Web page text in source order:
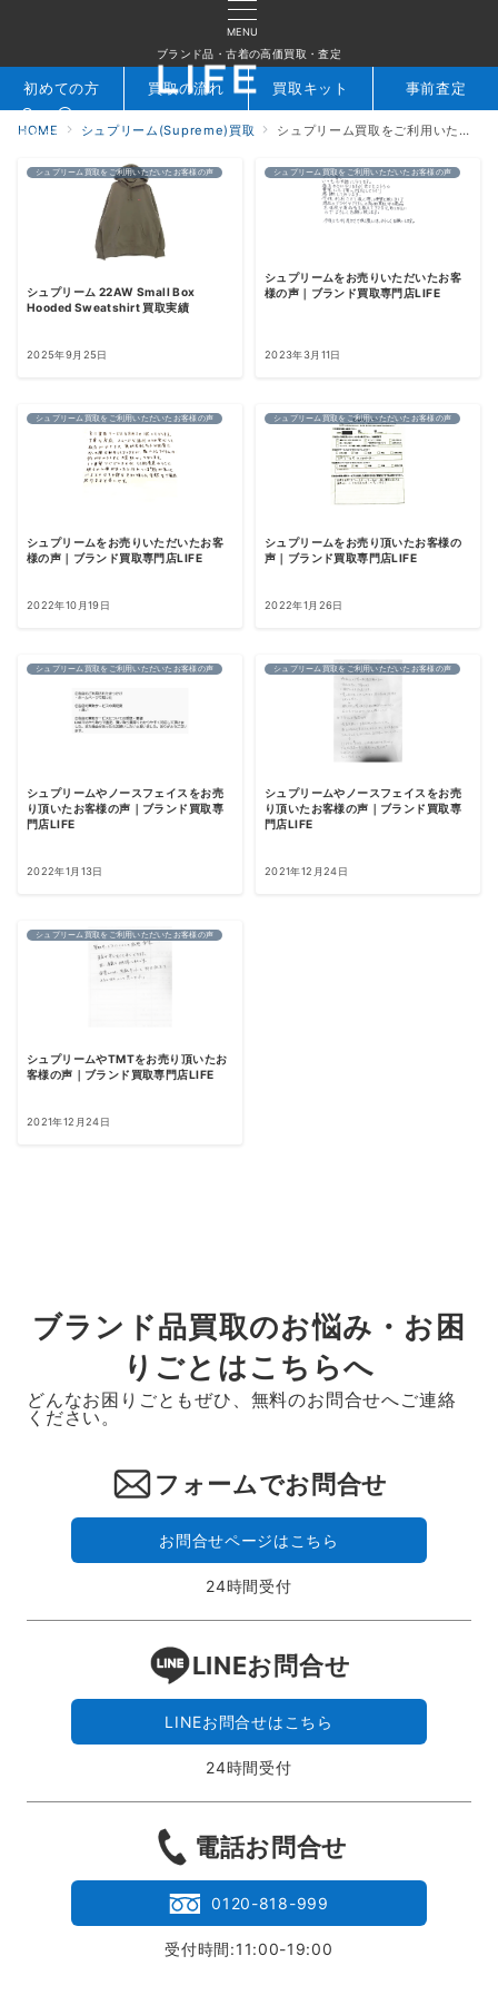
MENU
ブランド品・古着の高価買取・査定
検索 お問合せ
初めての方 買取の流れ 買取キット 事前査定
HOME シュプリーム(Supreme)買取 シュプリーム買取をご利用いただいたお客様の声
シュプリーム買取をご利用いただいたお客様の声
シュプリーム 22AW Small Box
Hooded Sweatshirt 買取実績
2025年9月25日
シュプリーム買取をご利用いただいたお客様の声
シュプリームをお売りいただいたお客
様の声｜ブランド買取専門店LIFE
2023年3月11日
シュプリーム買取をご利用いただいたお客様の声
シュプリームをお売りいただいたお客
様の声｜ブランド買取専門店LIFE
2022年10月19日
シュプリーム買取をご利用いただいたお客様の声
シュプリームをお売り頂いたお客様の
声｜ブランド買取専門店LIFE
2022年1月26日
シュプリーム買取をご利用いただいたお客様の声
シュプリームやノースフェイスをお売
り頂いたお客様の声｜ブランド買取専
門店LIFE
2022年1月13日
シュプリーム買取をご利用いただいたお客様の声
シュプリームやノースフェイスをお売
り頂いたお客様の声｜ブランド買取専
門店LIFE
2021年12月24日
シュプリーム買取をご利用いただいたお客様の声
シュプリームやTMTをお売り頂いたお
客様の声｜ブランド買取専門店LIFE
2021年12月24日
ブランド品買取のお悩み・お困
りごとはこちらへ
どんなお困りごともぜひ、無料のお問合せへご連絡
ください。
フォームでお問合せ
お問合せページはこちら
24時間受付
LINEお問合せ
LINEお問合せはこちら
24時間受付
電話お問合せ
0120-818-999
受付時間:11:00-19:00